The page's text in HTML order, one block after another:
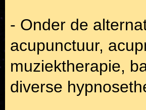
- Onder de
acupunctuur,
muziektherapie,
diverse